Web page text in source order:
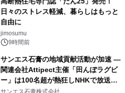
日々のストレス軽減、暮らしはもっと
自由に
jimosumu
9時間前
サンエス石膏の地域貢献活動が加速 ―
関連会社Attipect主催「田んぼラグビ
ー」は100名超が熱狂しNHKで放送さ
れました。
サンエス石膏株式会社